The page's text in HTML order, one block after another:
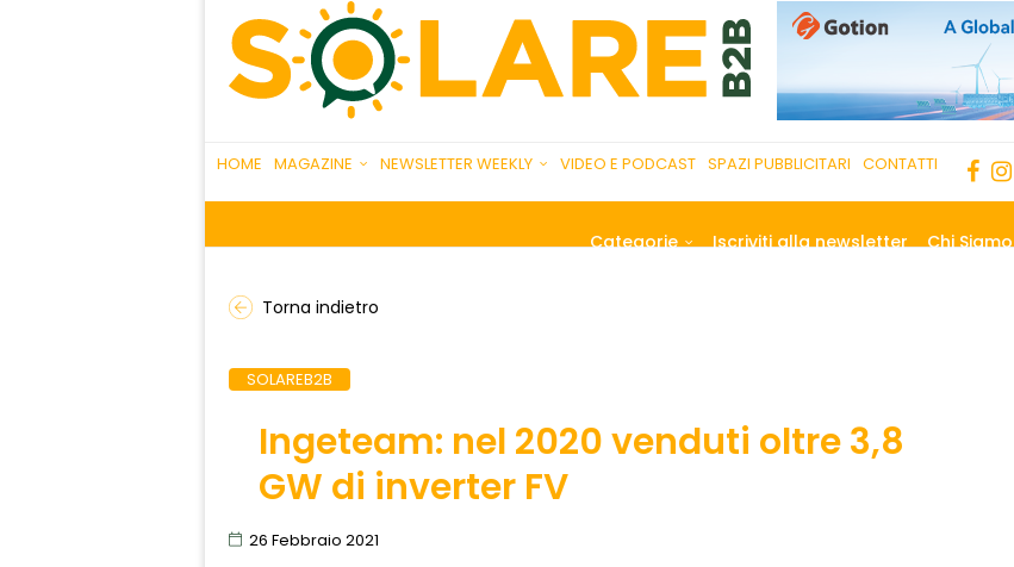
HOME MAGAZINE NEWSLETTER WEEKLY VIDEO E PODCAST SPAZI PUBBLICITARI CONTATTI
Categorie Iscriviti alla newsletter Chi Siamo
Torna indietro
SOLAREB2B
Ingeteam: nel 2020 venduti oltre 3,8
GW di inverter FV
26 Febbraio 2021